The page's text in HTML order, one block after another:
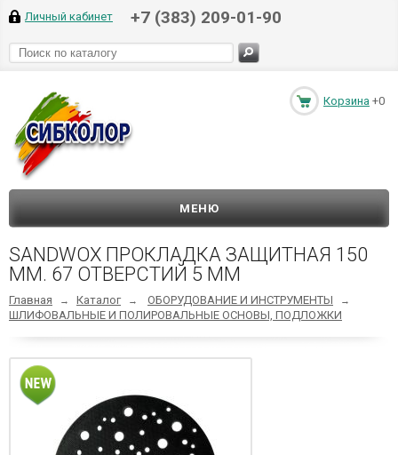
Личный кабинет +7 (383) 209-01-90
Корзина +0
МЕНЮ
SANDWOX ПРОКЛАДКА ЗАЩИТНАЯ 150
ММ. 67 ОТВЕРСТИЙ 5 ММ
Главная → Каталог → ОБОРУДОВАНИЕ И ИНСТРУМЕНТЫ →
ШЛИФОВАЛЬНЫЕ И ПОЛИРОВАЛЬНЫЕ ОСНОВЫ, ПОДЛОЖКИ